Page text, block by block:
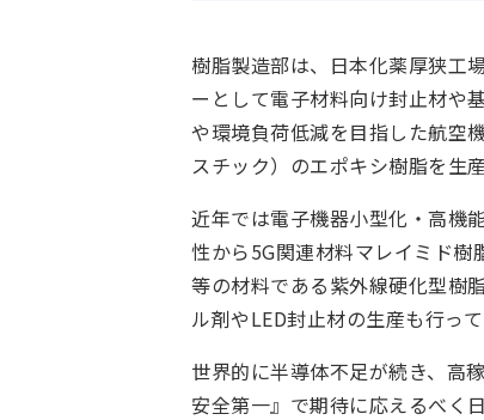
樹脂製造部は、日本化薬厚狭工
ーとして電子材料向け封止材や
や環境負荷低減を目指した航空
スチック）のエポキシ樹脂を生
近年では電子機器小型化・高機
性から5G関連材料マレイミド樹
等の材料である紫外線硬化型樹
ル剤やLED封止材の生産も行って
世界的に半導体不足が続き、高
安全第一』で期待に応えるべく